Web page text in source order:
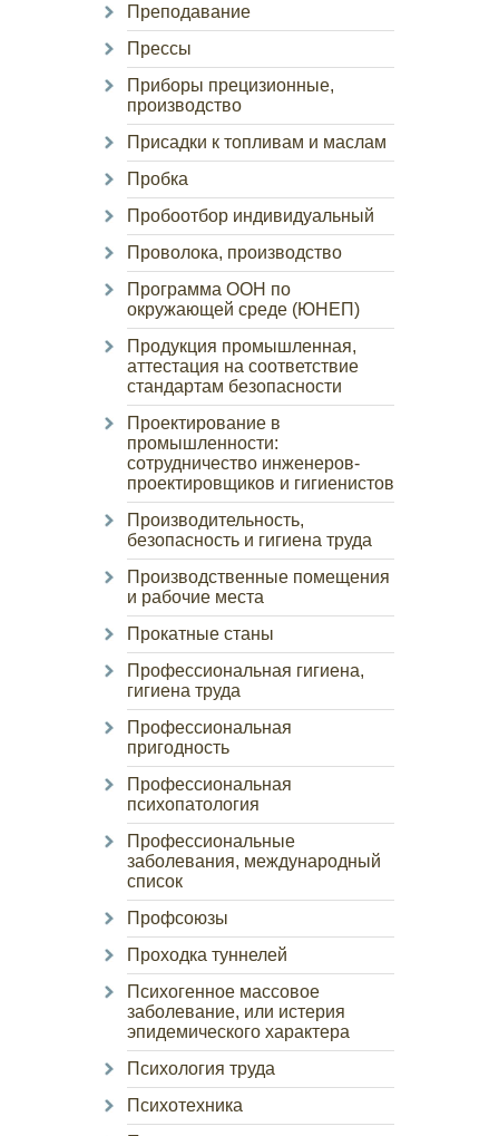
Преподавание
Прессы
Приборы прецизионные,
производство
Присадки к топливам и маслам
Пробка
Пробоотбор индивидуальный
Проволока, производство
Программа ООН по
окружающей среде (ЮНЕП)
Продукция промышленная,
аттестация на соответствие
стандартам безопасности
Проектирование в
промышленности:
сотрудничество инженеров-
проектировщиков и гигиенистов
Производительность,
безопасность и гигиена труда
Производственные помещения
и рабочие места
Прокатные станы
Профессиональная гигиена,
гигиена труда
Профессиональная
пригодность
Профессиональная
психопатология
Профессиональные
заболевания, международный
список
Профсоюзы
Проходка туннелей
Психогенное массовое
заболевание, или истерия
эпидемического характера
Психология труда
Психотехника